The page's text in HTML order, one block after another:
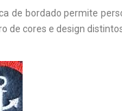
de bordado permite
de cores e design